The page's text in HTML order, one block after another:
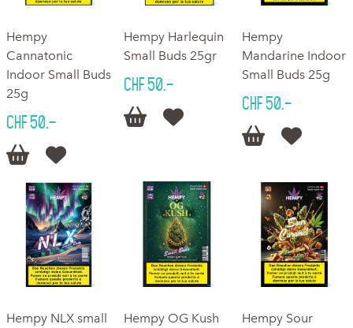
Hempy
Cannatonic
Indoor Small Buds
25g
CHF 50.–
 
Hempy Harlequin
Small Buds 25gr
CHF 50.–
 
Hempy
Mandarine Indoor
Small Buds 25g
CHF 50.–
 
Hempy NLX small
Hempy OG Kush
Hempy Sour